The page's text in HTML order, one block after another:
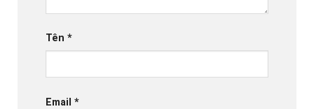
Tên *
Email *